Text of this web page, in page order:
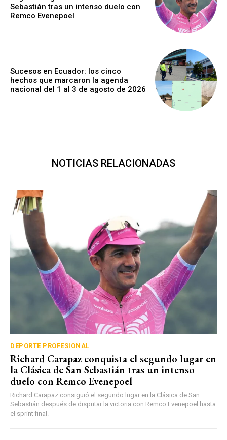
Sebastián tras un intenso duelo con
Remco Evenepoel
Sucesos en Ecuador: los cinco
hechos que marcaron la agenda
nacional del 1 al 3 de agosto de 2026
NOTICIAS RELACIONADAS
DEPORTE PROFESIONAL
Richard Carapaz conquista el segundo lugar en
la Clásica de San Sebastián tras un intenso
duelo con Remco Evenepoel
Richard Carapaz consiguió el segundo lugar en la Clásica de San
Sebastián después de disputar la victoria con Remco Evenepoel hasta
el sprint final.